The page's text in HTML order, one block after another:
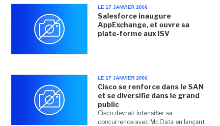
LE 17 JANVIER 2006
Salesforce inaugure
AppExchange, et ouvre sa
plate-forme aux ISV
LE 17 JANVIER 2006
Cisco se renforce dans le SAN
et se diversifie dans le grand
public
Cisco devrait intensifier sa
concurrence avec Mc Data en lançant